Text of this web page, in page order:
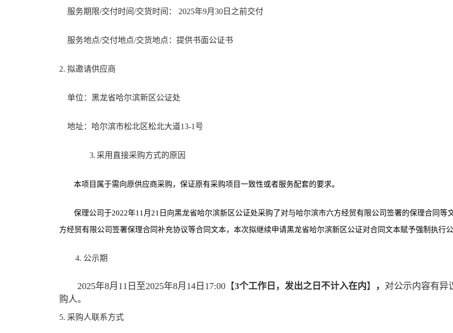
服务期限/交付时间/交货时间： 2025年9月30日之前交付
服务地点/交付地点/交货地点：提供书面公证书
2. 拟邀请供应商
单位：黑龙省哈尔滨新区公证处
地址：哈尔滨市松北区松北大道13-1号
3. 采用直接采购方式的原因
本项目属于需向原供应商采购，保证原有采购项目一致性或者服务配套的要求。
保理公司于2022年11月21日向黑龙省哈尔滨新区公证处采购了对与哈尔滨市六方经贸有限公司签署的保理合同
方经贸有限公司签署保理合同补充协议等合同文本，本次拟继续申请黑龙省哈尔滨新区公证对合同文本赋予强制执行
4. 公示期
2025年8月11日至2025年8月14日17:00【3个工作日，发出之日不计入在内 】 ， 对公示内容有异
购人。
5. 采购人联系方式